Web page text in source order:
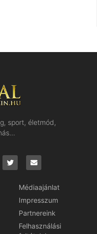
sport, életmód,
Médiaajánlat
Impresszum
Partnereink
Felhasználási